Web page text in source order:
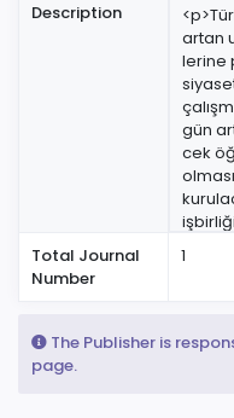
Description
artan
lerine
gün
cek
sayılı
tarihli
Total Journal
Number
1
The Publisher is
page.